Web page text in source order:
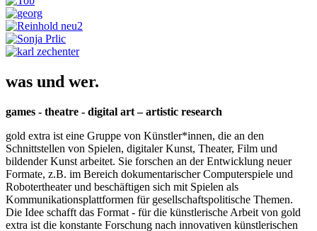
was und wer.
games - theatre - digital art – artistic research
gold extra ist eine Gruppe von Künstler*innen, die an den
Schnittstellen von Spielen, digitaler Kunst, Theater, Film und
bildender Kunst arbeitet. Sie forschen an der Entwicklung neuer
Formate, z.B. im Bereich dokumentarischer Computerspiele und
Robotertheater und beschäftigen sich mit Spielen als
Kommunikationsplattformen für gesellschaftspolitische Themen.
Die Idee schafft das Format - für die künstlerische Arbeit von gold
extra ist die konstante Forschung nach innovativen künstlerischen